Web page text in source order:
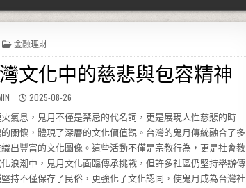
POSTED IN
金融理財
文化中的慈悲與包容精神
PUBLISHED DATE:
2025-08-26
氣息，鬼月不僅是禁忌的代名詞，更是展現人性慈悲的時
關懷，體現了深層的文化價值觀。台灣的鬼月傳統融合了多
出豐富的文化圖像。這些活動不僅是宗教行為，更是社會教
浪潮中，鬼月文化面臨傳承挑戰，但許多社區仍堅持舉辦傳
持不僅保存了民俗，更強化了文化認同，使鬼月成為台灣社